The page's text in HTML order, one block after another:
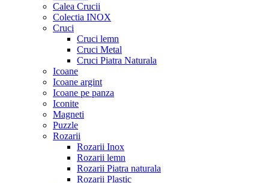
Calea Crucii
Colectia INOX
Cruci
Cruci lemn
Cruci Metal
Cruci Piatra Naturala
Icoane
Icoane argint
Icoane pe panza
Iconite
Magneti
Puzzle
Rozarii
Rozarii Inox
Rozarii lemn
Rozarii Piatra naturala
Rozarii Plastic